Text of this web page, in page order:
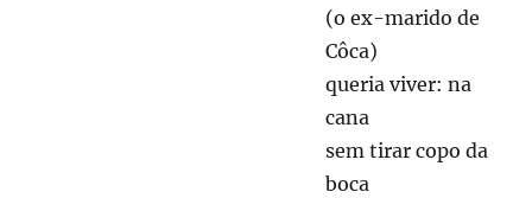
(o ex-marido de
Côca)
queria viver: na
cana
sem tirar copo da
boca